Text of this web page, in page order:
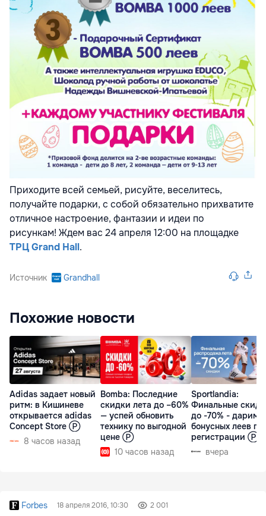
Приходите всей семьей, рисуйте, веселитесь,
получайте подарки, с собой обязательно прихватите
отличное настроение, фантазии и идеи по
рисункам! Ждем вас 24 апреля 12:00 на площадке
ТРЦGrand Нall.
Источник Grandhall
Похожие новости
Adidas задает новый
ритм: в Кишиневе
открывается adidas
Concept Store Ⓟ
8 часов назад
Bomba: Последние
скидки лета до –60%
— успей обновить
технику по выгодной
цене Ⓟ
10 часов назад
Sportlandia:
Финальные
до -70% - дарим
бонусных леев
регистрации Ⓟ
вчера
Forbes 18 апреля 2016, 10:30 2 001